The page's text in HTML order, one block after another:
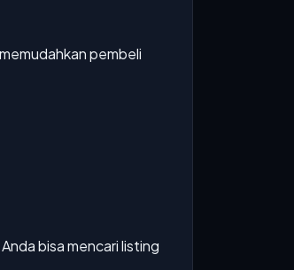
pembeli
bisa mencari listing